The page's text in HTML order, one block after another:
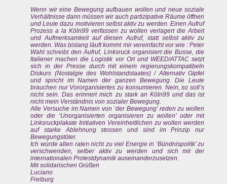
Wenn wir eine Bewegung aufbauen wollen und neue soziale
Verhältnisse dann müssen wir auch partizipative Räume öffnen
und Leute dazu motivieren selbst aktiv zu werden. Einen Aufruf
Prozess a la Köln99 verfassen zu wollen verlagert die Arbeit
und Aufmerksamkeit auf diesen Aufruf, statt selbst aktiv zu
werden. Was bislang läuft kommt mir vereinfacht vor wie : Peter
Wahl schreibt den Aufruf, Linksruck organisiert die Busse, die
Italiener machen die Logistik vor Ort und WEED/ATTAC setzt
sich in der Presse durch mit einem regierungskompatibeln
Diskurs (Nostalgie des Wohlstandstaates) / Alternativ Gipfel
und spricht im Namen der ganzen Bewegung. Die Leute
brauchen nur Vororganisiertes zu konsumieren. Nein, so soll’s
nicht sein. Das erinnert mich zu stark an Köln99 und das ist
nicht mein Verständnis von sozialer Bewegung.
Alle Versuche im Namen von ‘der Bewegung’ reden zu wollen
oder die ‘Unorganisierten organisieren zu wollen’ oder mit
Linksruckplakate Initiativen Vereinheitlichen zu wollen werden
auf starke Ablehnung stossen und sind im Prinzip nur
Bewegungstöter.
Ich würde allen raten nicht zu viel Energie in ‘Bündnispolitk’ zu
verschwenden, selber aktiv zu werden und sich mit der
internationalen Protestdynamik auseinanderzusetzen.
Mit solidarischen Grüßen
Luciano
Freiburg